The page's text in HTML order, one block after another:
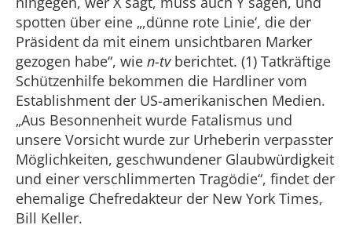
spotten über eine „,dünne rote Linie‘, die der
Präsident da mit einem unsichtbaren Marker
gezogen habe“, wie n-tvberichtet. (1) Tatkräftige
Schützenhilfe bekommen die Hardliner vom
Establishment der US-amerikanischen Medien.
„Aus Besonnenheit wurde Fatalismus und
unsere Vorsicht wurde zur Urheberin verpasster
Möglichkeiten, geschwundener Glaubwürdigkeit
und einer verschlimmerten Tragödie“, findet der
ehemalige Chefredakteur der New York Times,
Bill Keller.